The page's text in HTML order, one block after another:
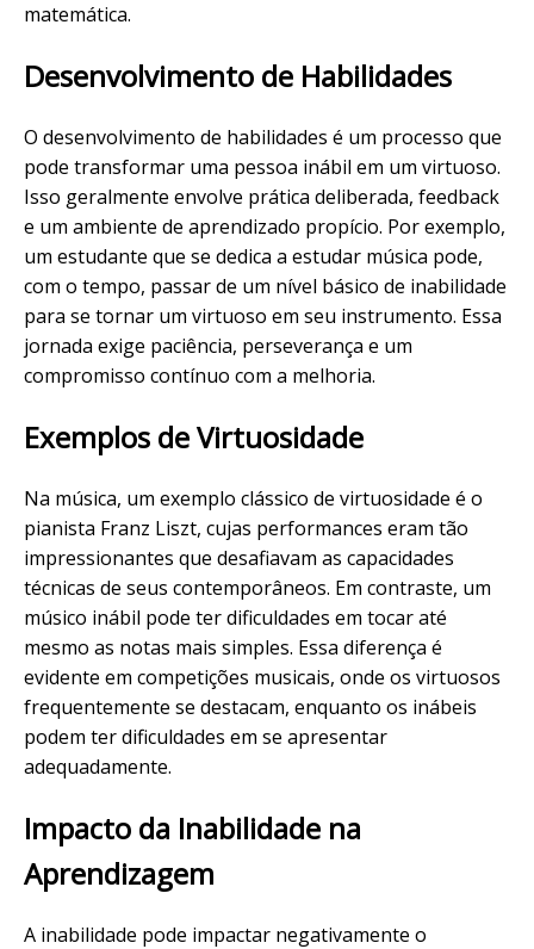
matemática.
Desenvolvimento de Habilidades
O desenvolvimento de habilidades é um processo que
pode transformar uma pessoa inábil em um virtuoso.
Isso geralmente envolve prática deliberada, feedback
e um ambiente de aprendizado propício. Por exemplo,
um estudante que se dedica a estudar música pode,
com o tempo, passar de um nível básico de inabilidade
para se tornar um virtuoso em seu instrumento. Essa
jornada exige paciência, perseverança e um
compromisso contínuo com a melhoria.
Exemplos de Virtuosidade
Na música, um exemplo clássico de virtuosidade é o
pianista Franz Liszt, cujas performances eram tão
impressionantes que desafiavam as capacidades
técnicas de seus contemporâneos. Em contraste, um
músico inábil pode ter dificuldades em tocar até
mesmo as notas mais simples. Essa diferença é
evidente em competições musicais, onde os virtuosos
frequentemente se destacam, enquanto os inábeis
podem ter dificuldades em se apresentar
adequadamente.
Impacto da Inabilidade na
Aprendizagem
A inabilidade pode impactar negativamente o